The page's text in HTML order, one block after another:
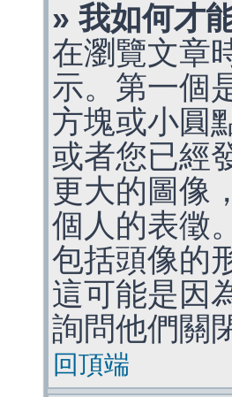
» 我如何才
在瀏覽文章
示。第一個
方塊或小圓
或者您已經
更大的圖像
個人的表徵
包括頭像的
這可能是因
詢問他們關
回頂端